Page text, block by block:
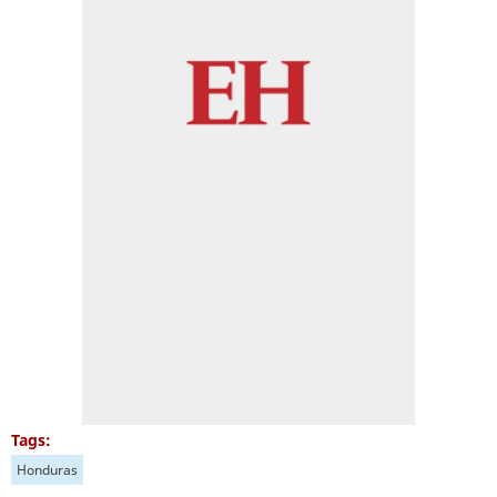
Tags:
Honduras